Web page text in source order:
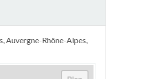
Auvergne-Rhône-Alpes,